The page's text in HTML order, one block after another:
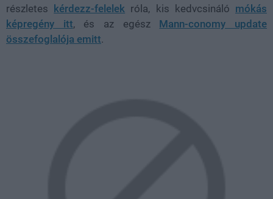
részletes
kérdezz-felelek róla, kis kedvcsináló mókás
képregény itt, és az egész Mann-conomy update
összefoglalója emitt.